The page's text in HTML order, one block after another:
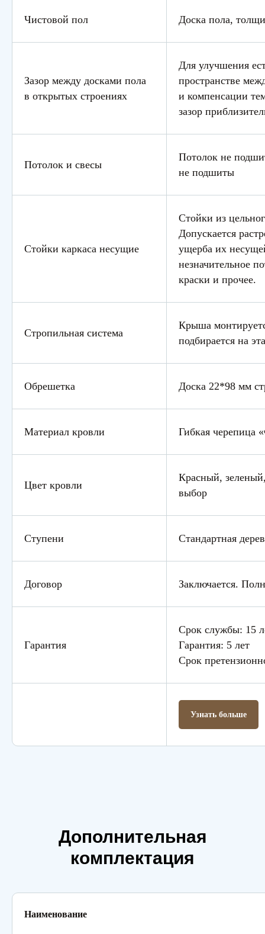
Чистовой пол Доска пола,
Зазор между досками пола
в открытых строениях
Для улучшения
пространстве
и компенсации
зазор
Потолок и свесы
Потолок не
не подшиты
Стойки каркаса несущие
Стойки из
Допускается
ущерба их
незначительное
краски и прочее.
Стропильная система
Крыша
подбирается на
Обрешетка Доска 22*98 мм
Материал кровли Гибкая черепица
Цвет кровли
Красный,
выбор
Ступени Стандартная
Договор Заключается.
Гарантия
Срок службы: 15
Гарантия: 5 лет
Срок
Узнать больше
Дополнительная
комплектация
Наименование